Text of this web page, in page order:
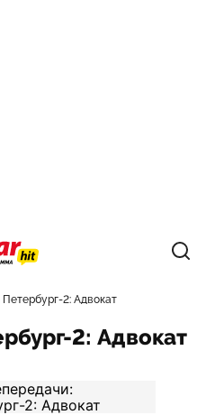
Петербург-2: Адвокат
2: Адвокат